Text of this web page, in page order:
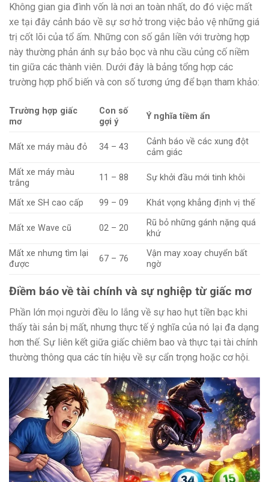
Không gian gia đình vốn là nơi an toàn nhất, do đó việc mất
xe tại đây cảnh báo về sự sơ hở trong việc bảo vệ những giá
trị cốt lõi của tổ ấm. Những con số gắn liền với trường hợp
này thường phản ánh sự bảo bọc và nhu cầu củng cố niềm
tin giữa các thành viên. Dưới đây là bảng tổng hợp các
trường hợp phổ biến và con số tương ứng để bạn tham khảo:
Trường hợp giấc
mơ
Con số
gợi ý
Ý nghĩa tiềm ẩn
Mất xe máy màu đỏ 34 – 43
Cảnh báo về các xung đột
cảm giác
Mất xe máy màu
trắng
11 – 88 Sự khởi đầu mới tinh khôi
Mất xe SH cao cấp 99 – 09 Khát vọng khẳng định vị thế
Mất xe Wave cũ 02 – 20
Rũ bỏ những gánh nặng quá
khứ
Mất xe nhưng tìm lại
được
67 – 76
Vận may xoay chuyển bất
ngờ
Điềm báo về tài chính và sự nghiệp từ giấc mơ
Phần lớn mọi người đều lo lắng về sự hao hụt tiền bạc khi
thấy tài sản bị mất, nhưng thực tế ý nghĩa của nó lại đa dạng
hơn thế. Sự liên kết giữa giấc chiêm bao và thực tại tài chính
thường thông qua các tín hiệu về sự cẩn trọng hoặc cơ hội.